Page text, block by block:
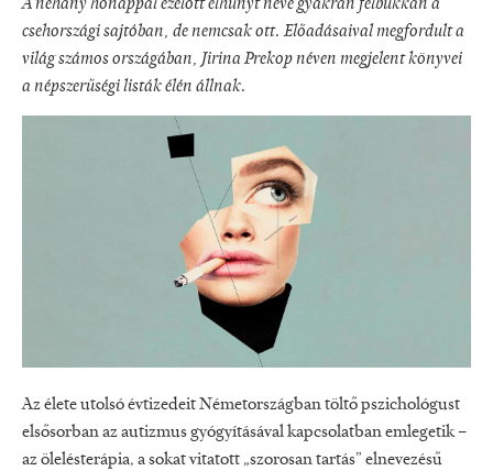
A néhány hónappal ezelőtt elhunyt neve gyakran felbukkan a
csehországi sajtóban, de nemcsak ott. Előadásaival megfordult a
világ számos országában, Jirina Prekop néven megjelent könyvei
a népszerűségi listák élén állnak.
Az élete utolsó évtizedeit Németországban töltő pszichológust
elsősorban az autizmus gyógyításával kapcsolatban emlegetik –
az ölelésterápia, a sokat vitatott „szorosan tartás” elnevezésű